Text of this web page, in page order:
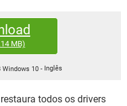
EXCEL
GMAIL
FACEBOOK
EXCEL
GMAIL
WHATSAPP
GMAIL
MB)
Windows 10 - Inglês
todos os drivers